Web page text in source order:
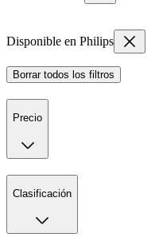
Disponible en Philips
Borrar todos los filtros
Precio
Clasificación